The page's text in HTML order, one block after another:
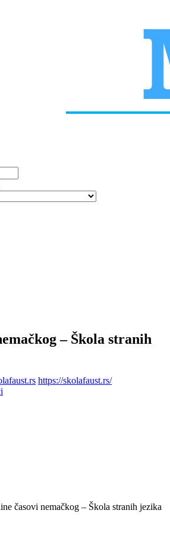
– Škola stranih
https://skolafaust.rs/
časovi nemačkog – Škola stranih jezika